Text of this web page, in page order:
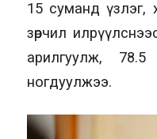
15 суманд үзлэг,
зөрчил
арилгуулж, 78.5
ногдуулжээ.